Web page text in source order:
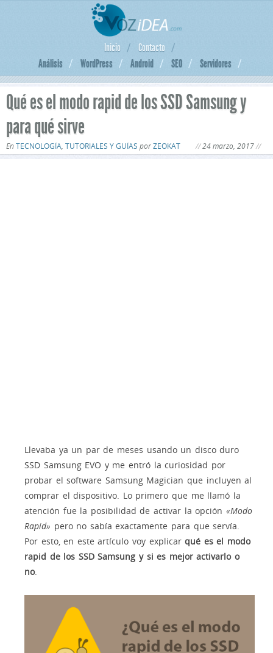
Inicio
Contacto
Análisis
WordPress Android SEO Servidores
Qué es el modo rapid de los SSD Samsung y
para qué sirve
EnTECNOLOGÍA, TUTORIALES Y GUÍAS porZEOKAT 24 marzo, 2017
Llevaba ya un par de meses usando un disco duro
SSD Samsung EVO y me entró la curiosidad por
probar el software Samsung Magician que incluyen al
comprar el dispositivo. Lo primero que me llamó la
atención fue la posibilidad de activar la opción «Modo
Rapid» pero no sabía exactamente para que servía.
Por esto, en este artículo voy explicarqué es el modo
rapid de los SSD Samsung y si es mejor activarlo o
no.